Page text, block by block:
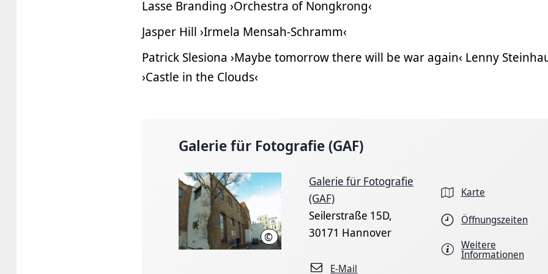
Lasse Branding ›Orchestra of Nongkrong‹
Jasper Hill ›Irmela Mensah-Schramm‹
Patrick Slesiona ›Maybe tomorrow there will be war again‹ Lenny
›Castle in the Clouds‹
Galerie für Fotografie (GAF)
© hannover.de
Galerie für Fotografie
(GAF)
Seilerstraße 15D,
30171 Hannover
E-Mail
Karte
Öffnungszeiten
Weitere
Informationen